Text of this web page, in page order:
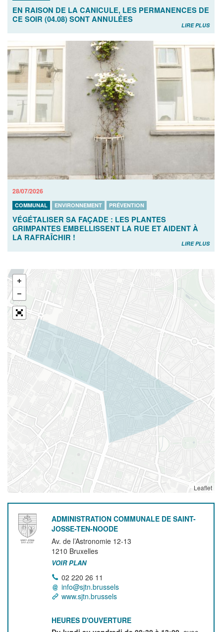
EN RAISON DE LA CANICULE, LES PERMANENCES DE
CE SOIR (04.08) SONT ANNULÉES
LIRE PLUS
28/07/2026
COMMUNAL ENVIRONNEMENT PRÉVENTION
VÉGÉTALISER SA FAÇADE : LES PLANTES
GRIMPANTES EMBELLISSENT LA RUE ET AIDENT À
LA RAFRAÎCHIR !
LIRE PLUS
Leaflet
ADMINISTRATION COMMUNALE DE SAINT-
JOSSE-TEN-NOODE
Av. de l’Astronomie 12-13
1210 Bruxelles
VOIR PLAN
02 220 26 11
info@sjtn.brussels
www.sjtn.brussels
HEURES D'OUVERTURE